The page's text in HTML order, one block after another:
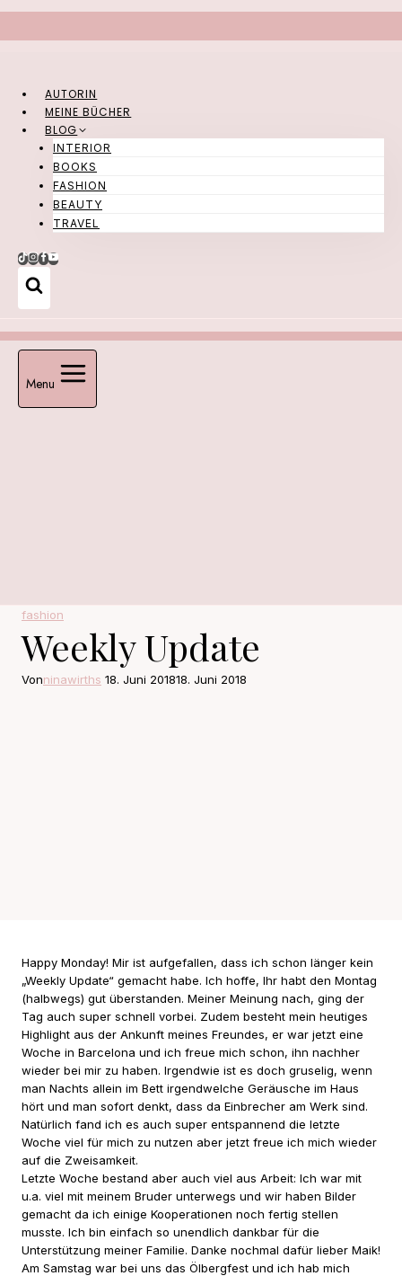
springen
AUTORIN
MEINE BÜCHER
BLOG
INTERIOR
BOOKS
FASHION
BEAUTY
TRAVEL
Menu
fashion
Weekly Update
Vonninawirths 18. Juni 201818. Juni 2018
Happy Monday! Mir ist aufgefallen, dass ich schon länger kein
„Weekly Update“ gemacht habe. Ich hoffe, Ihr habt den Montag
(halbwegs) gut überstanden. Meiner Meinung nach, ging der
Tag auch super schnell vorbei. Zudem besteht mein heutiges
Highlight aus der Ankunft meines Freundes, er war jetzt eine
Woche in Barcelona und ich freue mich schon, ihn nachher
wieder bei mir zu haben. Irgendwie ist es doch gruselig, wenn
man Nachts allein im Bett irgendwelche Geräusche im Haus
hört und man sofort denkt, dass da Einbrecher am Werk sind.
Natürlich fand ich es auch super entspannend die letzte
Woche viel für mich zu nutzen aber jetzt freue ich mich wieder
auf die Zweisamkeit.
Letzte Woche bestand aber auch viel aus Arbeit: Ich war mit
u.a. viel mit meinem Bruder unterwegs und wir haben Bilder
gemacht da ich einige Kooperationen noch fertig stellen
musste. Ich bin einfach so unendlich dankbar für die
Unterstützung meiner Familie. Danke nochmal dafür lieber Maik!
Am Samstag war bei uns das Ölbergfest und ich hab mich